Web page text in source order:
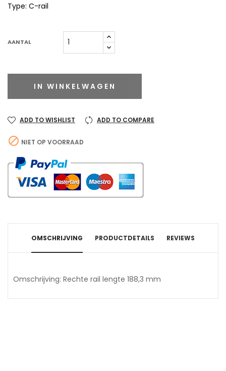
Type: C-rail
AANTAL
IN WINKELWAGEN
ADD TO WISHLIST ADD TO COMPARE
 NIET OP VOORRAAD
OMSCHRIJVING PRODUCTDETAILS REVIEWS
Omschrijving: Rechte rail lengte 188,3 mm